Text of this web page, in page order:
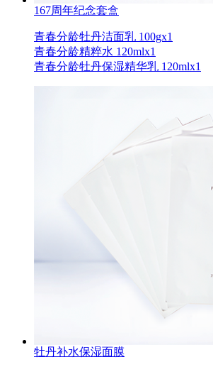
167周年纪念套盒
青春分龄牡丹洁面乳 100gx1
青春分龄精粹水 120mlx1
青春分龄牡丹保湿精华乳 120mlx1
牡丹补水保湿面膜